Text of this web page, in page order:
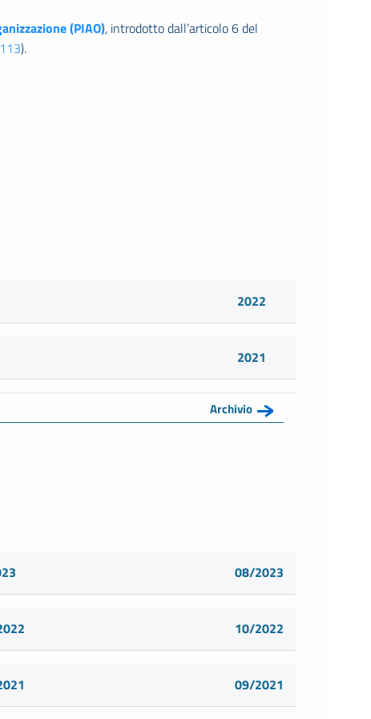
(PIAO), introdotto dall’articolo 6 del
).
2022
2021
Archivio
08/2023
10/2022
09/2021